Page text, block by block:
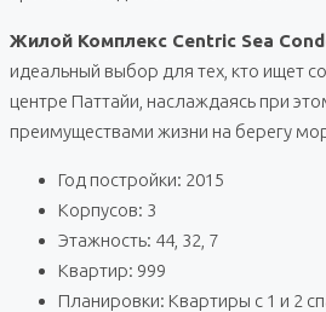
Жилой Комплекс Centric Sea
идеальный выбор для тех, кто ищет
центре Паттайи, наслаждаясь при
преимуществами жизни на берегу
Год постройки: 2015
Корпусов: 3
Этажность: 44, 32, 7
Квартир: 999
Планировки: Квартиры с 1 и 2